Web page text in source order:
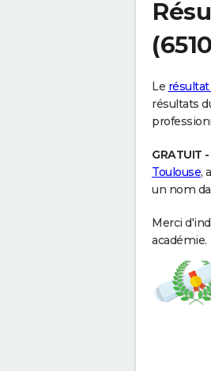
Le
résultats
Toulouse,
un nom
Merci
académie.